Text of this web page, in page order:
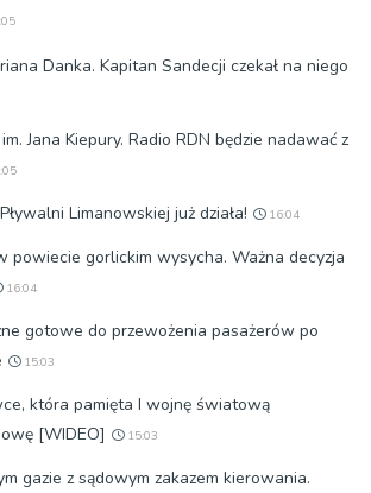
Danka. Kapitan Sandecji czekał na niego
Jana Kiepury. Radio RDN będzie nadawać z
Limanowskiej już działa! 16:04
powiecie gorlickim wysycha. Ważna decyzja
16:04
gotowe do przewożenia pasażerów po
15:03
która pamięta I wojnę światową
[WIDEO]
15:03
gazie z sądowym zakazem kierowania.